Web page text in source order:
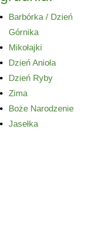
Barbórka / Dzień
Górnika
Mikołajki
Dzień Anioła
Dzień Ryby
Zima
Boże Narodzenie
Jasełka